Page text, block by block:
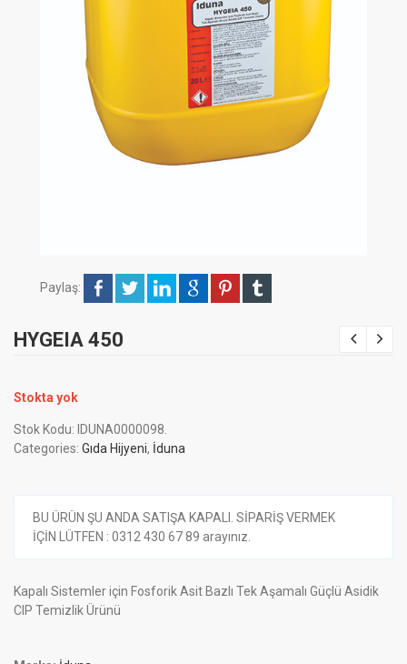
Paylaş:
HYGEIA 450
Stokta yok
Stok Kodu: IDUNA0000098
Categories: Gıda Hijyeni, İduna
BU ÜRÜN ŞU ANDA SATIŞA KAPALI. SİPARİŞ VERMEK
İÇİN LÜTFEN : 0312 430 67 89 arayınız.
Kapalı Sistemler için Fosforik Asit Bazlı Tek Aşamalı Güçlü Asidik
CIP Temizlik Ürünü